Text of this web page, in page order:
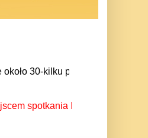
30-kilku posłów
spotkania Polonii z całego